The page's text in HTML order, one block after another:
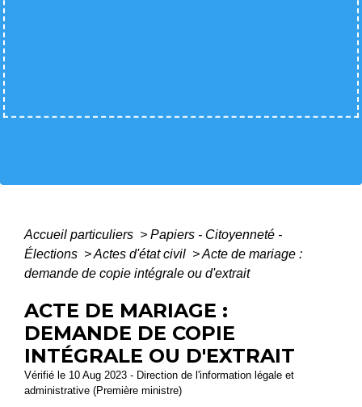
Accueil particuliers > Papiers - Citoyenneté -
Élections >Actes d'état civil >Acte de mariage :
demande de copie intégrale ou d'extrait
ACTE DE MARIAGE :
DEMANDE DE COPIE
INTÉGRALE OU D'EXTRAIT
Vérifié le 10 Aug 2023 - Direction de l'information légale et
administrative (Première ministre)